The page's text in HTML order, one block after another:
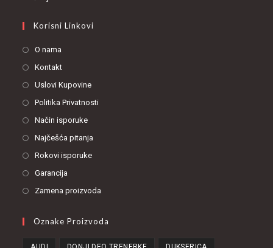
Korisni Linkovi
O nama
Kontakt
Uslovi Kupovine
Politika Privatnosti
Način isporuke
Najčešća pitanja
Rokovi isporuke
Garancija
Zamena proizvoda
Oznake Proizvoda